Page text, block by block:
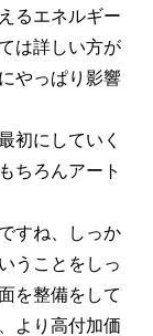
るエネルギー
は詳しい方が
やっぱり影響
初にしていく
ちろんアート
すね、しっか
うことをしっ
を整備をして
より高付加価